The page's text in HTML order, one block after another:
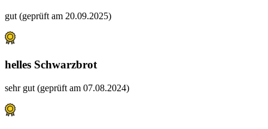
gut (geprüft am 20.09.2025)
helles Schwarzbrot
sehr gut (geprüft am 07.08.2024)